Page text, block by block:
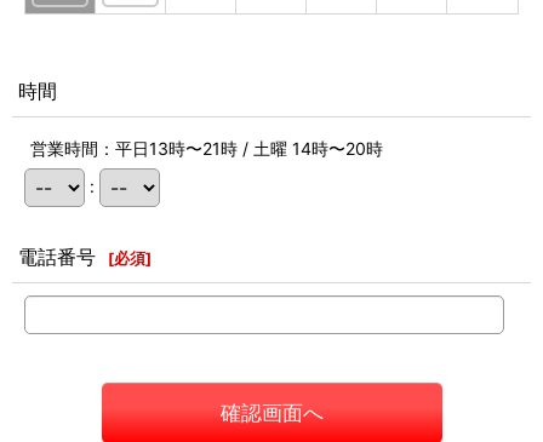
時間
営業時間：平日13時〜21時 / 土曜 14時〜20時
:
電話番号 [必須]
確認画面へ